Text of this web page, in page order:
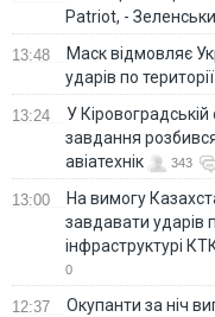
Patriot, -
13:48
Маск відмовляє
ударів по
13:24
У
завдання
авіатехнік
343
13:00
На вимогу
завдавати ударів
інфраструктурі
0
12:37
Окупанти за ніч